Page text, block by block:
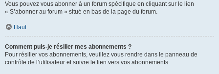
Vous pouvez vous abonner à un forum spécifique en cliquant sur le lien
« S’abonner au forum » situé en bas de la page du forum.
Haut
Comment puis-je résilier mes abonnements ?
Pour résilier vos abonnements, veuillez vous rendre dans le panneau de
contrôle de l’utilisateur et suivre le lien vers vos abonnements.